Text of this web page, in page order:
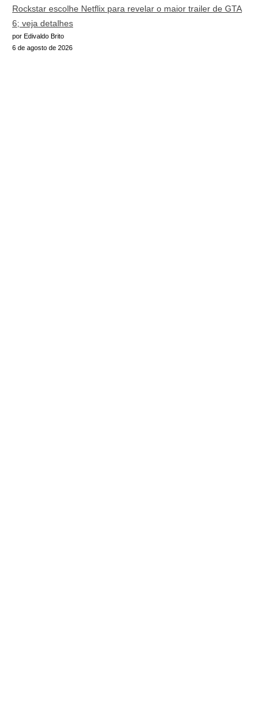
Rockstar escolhe Netflix para revelar o maior trailer de GTA
6; veja detalhes
por Edivaldo Brito
6 de agosto de 2026